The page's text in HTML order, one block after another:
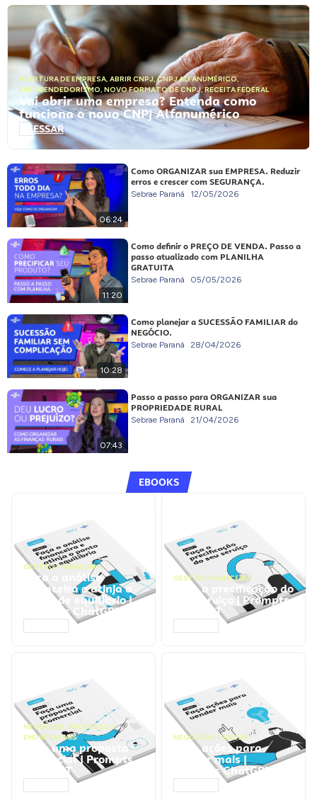
ABERTURA DE EMPRESA, ABRIR CNPJ,CNPJ ALFANUMÉRICO,
EMPREENDEDORISMO, NOVO FORMATO DE CNPJ,RECEITA FEDERAL
Vai abrir uma empresa? Entenda como
funciona o novo CNPJ Alfanumérico
ACESSAR
06:24
Como ORGANIZAR sua EMPRESA. Reduzir
erros e crescer com SEGURANÇA.
Sebrae Paraná 12/05/2026
11:20
Como definir o PREÇO DE VENDA. Passo a
passo atualizado com PLANILHA
GRATUITA
Sebrae Paraná 05/05/2026
10:28
Como planejar a SUCESSÃO FAMILIAR do
NEGÓCIO.
Sebrae Paraná 28/04/2026
07:43
Passo a passo para ORGANIZAR sua
PROPRIEDADE RURAL
Sebrae Paraná 21/04/2026
EBOOKS
GESTÃO FINANCEIRA
Faça a análise
financeira e atinja o
ponto de equilíbrio |
Prompts ChatGPT
GESTÃO FINANCEIRA
Faça a precificação do
seu serviço | Prompts
ChatGPT
NEGÓCIOS, PROCESSOS
EMPRESARIAIS
Faça uma proposta
comercial | Prompts
ChatGPT
NEGÓCIOS, VENDAS
Faça ações para
vender mais |
Prompts ChatGPT